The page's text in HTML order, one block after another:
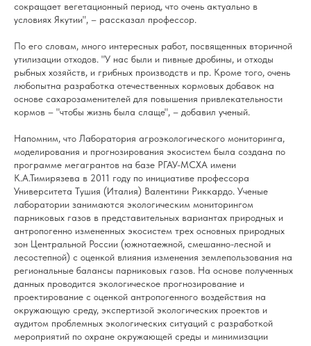
сокращает вегетационный период, что очень актуально в
условиях Якутии", – рассказал профессор.
По его словам, много интересных работ, посвященных вторичной
утилизации отходов. "У нас были и пивные дробины, и отходы
рыбных хозяйств, и грибных производств и пр. Кроме того, очень
любопытна разработка отечественных кормовых добавок на
основе сахарозаменителей для повышения привлекательности
кормов – "чтобы жизнь была слаще", – добавил ученый.
Напомним, что Лаборатория агроэкологического мониторинга,
моделирования и прогнозирования экосистем была создана по
программе мегагрантов на базе РГАУ-МСХА имени
К.А.Тимирязева в 2011 году по инициативе профессора
Университета Тушия (Италия) Валентини Риккардо. Ученые
лаборатории занимаются экологическим мониторингом
парниковых газов в представительных вариантах природных и
антропогенно измененных экосистем трех основных природных
зон Центральной России (южнотаежной, смешанно-лесной и
лесостепной) с оценкой влияния изменения землепользования на
региональные балансы парниковых газов. На основе полученных
данных проводится экологическое прогнозирование и
проектирование с оценкой антропогенного воздействия на
окружающую среду, экспертизой экологических проектов и
аудитом проблемных экологических ситуаций с разработкой
мероприятий по охране окружающей среды и минимизации